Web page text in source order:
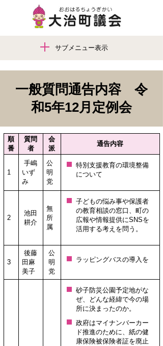
サブメニュー表示
一般質問通告内容 令
和5年12月定例会
順
番
質問
者
会
派
通告内容
1
手嶋
いず
み
公
明
党
特別支援教育の環境整備
について
2
池田
耕介
無
所
属
子どもの悩み事や保護者
の教育相談の窓口、町の
広報や情報提供にSNSを
活用する考えを問う。
3
後藤
田麻
美子
公
明
党
ラッピングバスの導入を
砂子防災公園予定地がな
ぜ、どんな経緯で今の場
所に決まったのか。
政府はマイナンバーカー
ド推進のために、紙の健
康保険被保険者証を廃止